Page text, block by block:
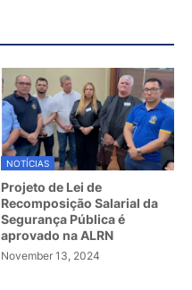
NOTÍCIAS
Projeto de Lei de
Recomposição Salarial da
Segurança Pública é
aprovado na ALRN
November 13, 2024